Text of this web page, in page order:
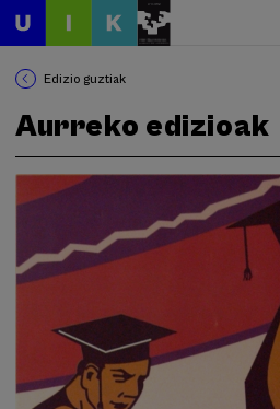
Edizio guztiak
Aurreko edizioak